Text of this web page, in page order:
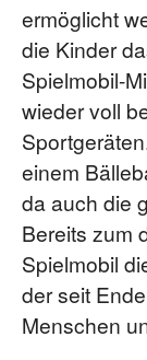
ermöglicht
die Kinder
Spielmobil-
wieder voll
einem
da auch die
Bereits zum
Spielmobil
der seit
Menschen